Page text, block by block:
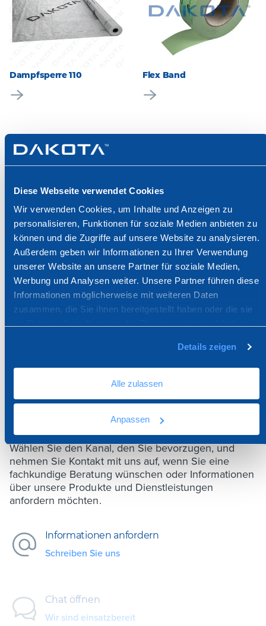
Diese Webseite verwendet Cookies
Wir verwenden Cookies, um Inhalte und Anzeigen zu
personalisieren, Funktionen für soziale Medien anbieten zu
können und die Zugriffe auf unsere Website zu analysieren.
Außerdem geben wir Informationen zu Ihrer Verwendung
unserer Website an unsere Partner für soziale Medien,
Werbung und Analysen weiter. Unsere Partner führen diese
Informationen möglicherweise mit weiteren Daten
zusammen, die Sie ihnen bereitgestellt haben oder die sie
Details zeigen
Alle zulassen
Anpassen
Dampfsperre 110 Flex Band
Duoband Alu Fixband
Produkte:10/10
WIR SIND FÜR SIE DA
Wählen Sie den Kanal, den Sie bevorzugen, und
nehmen Sie Kontakt mit uns auf, wenn Sie eine
fachkundige Beratung wünschen oder Informationen
über unsere Produkte und Dienstleistungen
anfordern möchten.
Informationen anfordern
Schreiben Sie uns
Chat öffnen
Wir sind einsatzbereit